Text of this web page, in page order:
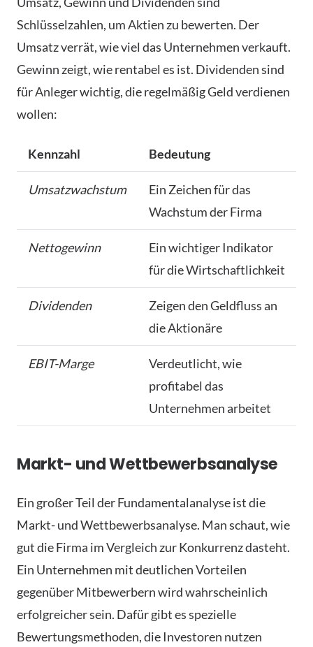
Schlüsselzahlen, um Aktien zu bewerten. Der
Umsatz verrät, wie viel das Unternehmen verkauft.
Gewinn zeigt, wie rentabel es ist. Dividenden sind
für Anleger wichtig, die regelmäßig Geld verdienen
wollen:
Kennzahl Bedeutung
Umsatzwachstum
Ein Zeichen für das
Wachstum der Firma
Nettogewinn
Ein wichtiger Indikator
für die Wirtschaftlichkeit
Dividenden
Zeigen den Geldfluss an
die Aktionäre
EBIT-Marge
Verdeutlicht, wie
profitabel das
Unternehmen arbeitet
Markt- und Wettbewerbsanalyse
Ein großer Teil der Fundamentalanalyse ist die
Markt- und Wettbewerbsanalyse. Man schaut, wie
gut die Firma im Vergleich zur Konkurrenz dasteht.
Ein Unternehmen mit deutlichen Vorteilen
gegenüber Mitbewerbern wird wahrscheinlich
erfolgreicher sein. Dafür gibt es spezielle
Bewertungsmethoden, die Investoren nutzen